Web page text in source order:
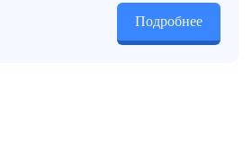
Подробнее